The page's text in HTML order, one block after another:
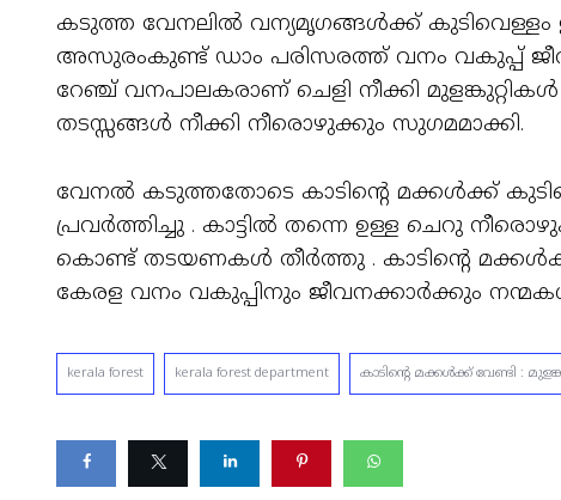
കടുത്ത വേനലില്‍ വന്യമൃഗങ്ങൾക്ക് കുടിവെള്ളം
അസുരംകുണ്ട് ഡാം പരിസരത്ത് വനം വകുപ്പ്
റേഞ്ച് വനപാലകരാണ് ചെളി നീക്കി
തടസ്സങ്ങൾ നീക്കി നീരൊഴുക്കും സുഗമമാക്കി.
വേനല്‍ കടുത്തതോടെ കാടിന്‍റെ മക്കള്‍ക്ക്‌
പ്രവര്‍ത്തിച്ചു . കാട്ടില്‍ തന്നെ ഉള്ള ചെറു
കൊണ്ട് തടയണകള്‍ തീര്‍ത്തു . കാടിന്‍റെ മക്കള്‍ക്ക്‌
കേരള വനം വകുപ്പിനും ജീവനക്കാര്‍ക്കും
kerala forest kerala forest department കാടിന്‍റെ മക്കള്‍ക്ക്‌ വേണ്ടി :